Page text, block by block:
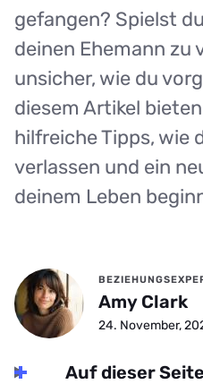
gefangen? Spielst
deinen Ehemann zu
unsicher, wie du
diesem Artikel
hilfreiche Tipps, wie
verlassen und ein
deinem Leben
Amy Clark
24. November,
Auf dieser Seite